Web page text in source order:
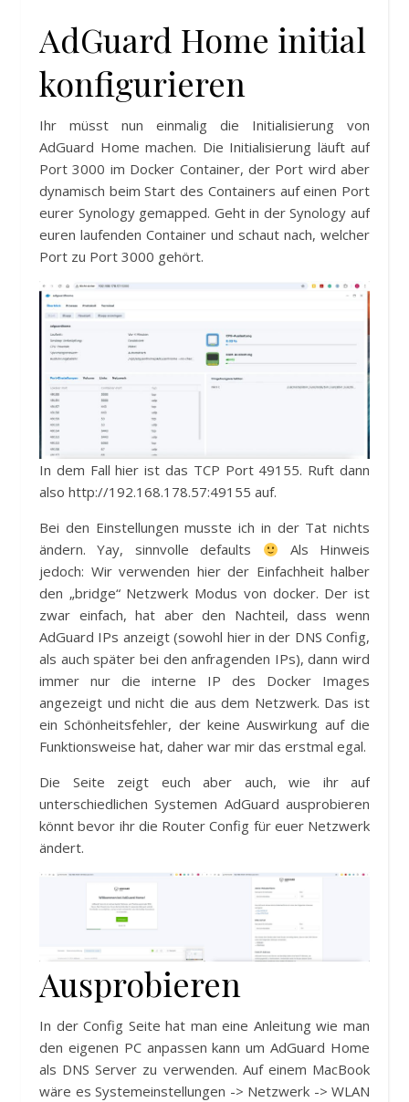
AdGuard Home initial
konfigurieren
Ihr müsst nun einmalig die Initialisierung von
AdGuard Home machen. Die Initialisierung läuft auf
Port 3000 im Docker Container, der Port wird aber
dynamisch beim Start des Containers auf einen Port
eurer Synology gemapped. Geht in der Synology auf
euren laufenden Container und schaut nach, welcher
Port zu Port 3000 gehört.
In dem Fall hier ist das TCP Port 49155. Ruft dann
also http://192.168.178.57:49155 auf.
Bei den Einstellungen musste ich in der Tat nichts
ändern. Yay, sinnvolle defaults
Als Hinweis
jedoch: Wir verwenden hier der Einfachheit halber
den „bridge“ Netzwerk Modus von docker. Der ist
zwar einfach, hat aber den Nachteil, dass wenn
AdGuard IPs anzeigt (sowohl hier in der DNS Config,
als auch später bei den anfragenden IPs), dann wird
immer nur die interne IP des Docker Images
angezeigt und nicht die aus dem Netzwerk. Das ist
ein Schönheitsfehler, der keine Auswirkung auf die
Funktionsweise hat, daher war mir das erstmal egal.
Die Seite zeigt euch aber auch, wie ihr auf
unterschiedlichen Systemen AdGuard ausprobieren
könnt bevor ihr die Router Config für euer Netzwerk
ändert.
Ausprobieren
In der Config Seite hat man eine Anleitung wie man
den eigenen PC anpassen kann um AdGuard Home
als DNS Server zu verwenden. Auf einem MacBook
wäre es Systemeinstellungen -> Netzwerk -> WLAN